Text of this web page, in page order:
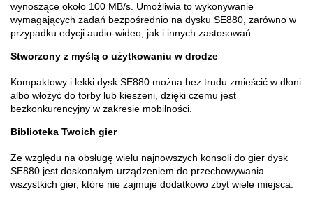
wynoszące około 100 MB/s. Umożliwia to wykonywanie
wymagających zadań bezpośrednio na dysku SE880, zarówno w
przypadku edycji audio-wideo, jak i innych zastosowań.
Stworzony z myślą o użytkowaniu w drodze
Kompaktowy i lekki dysk SE880 można bez trudu zmieścić w dłoni
albo włożyć do torby lub kieszeni, dzięki czemu jest
bezkonkurencyjny w zakresie mobilności.
Biblioteka Twoich gier
Ze względu na obsługę wielu najnowszych konsoli do gier dysk
SE880 jest doskonałym urządzeniem do przechowywania
wszystkich gier, które nie zajmuje dodatkowo zbyt wiele miejsca.